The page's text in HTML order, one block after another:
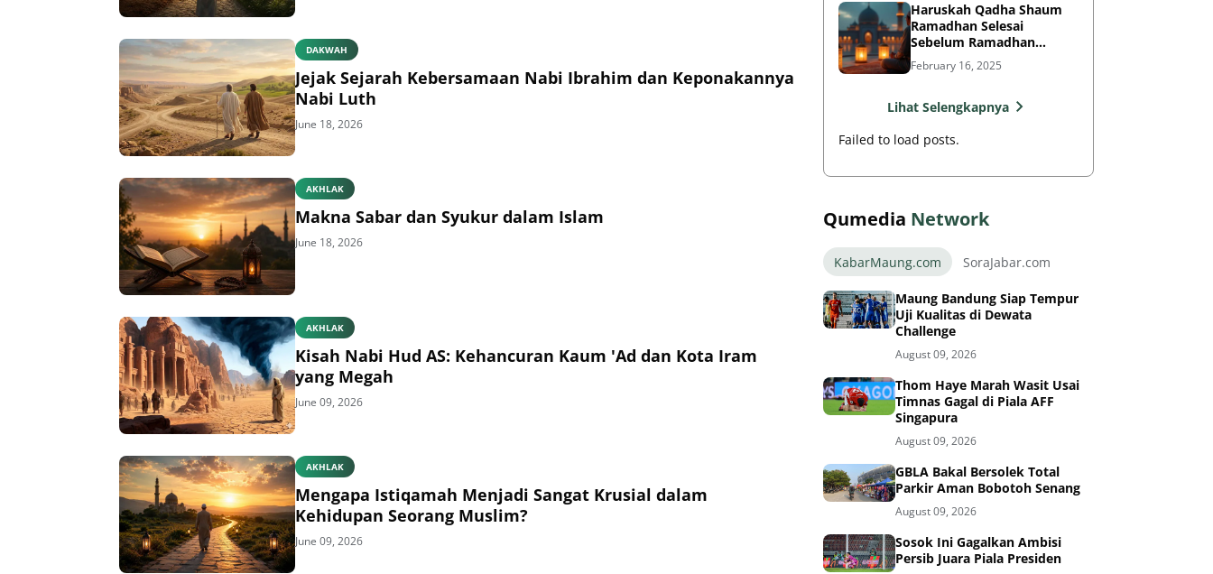
DAKWAH
Jejak Sejarah Kebersamaan Nabi Ibrahim dan Keponakannya
Nabi Luth
June 18, 2026
AKHLAK
Makna Sabar dan Syukur dalam Islam
June 18, 2026
AKHLAK
Kisah Nabi Hud AS: Kehancuran Kaum 'Ad dan Kota Iram
yang Megah
June 09, 2026
AKHLAK
Mengapa Istiqamah Menjadi Sangat Krusial dalam
Kehidupan Seorang Muslim?
June 09, 2026
Haruskah Qadha Shaum
Ramadhan Selesai
Sebelum Ramadhan
Berikutnya?
February 16, 2025
Lihat Selengkapnya
Failed to load posts.
Qumedia Network
KabarMaung.com SoraJabar.com
Maung Bandung Siap Tempur
Uji Kualitas di Dewata
Challenge
August 09, 2026
Thom Haye Marah Wasit Usai
Timnas Gagal di Piala AFF
Singapura
August 09, 2026
GBLA Bakal Bersolek Total
Parkir Aman Bobotoh Senang
August 09, 2026
Sosok Ini Gagalkan Ambisi
Persib Juara Piala Presiden